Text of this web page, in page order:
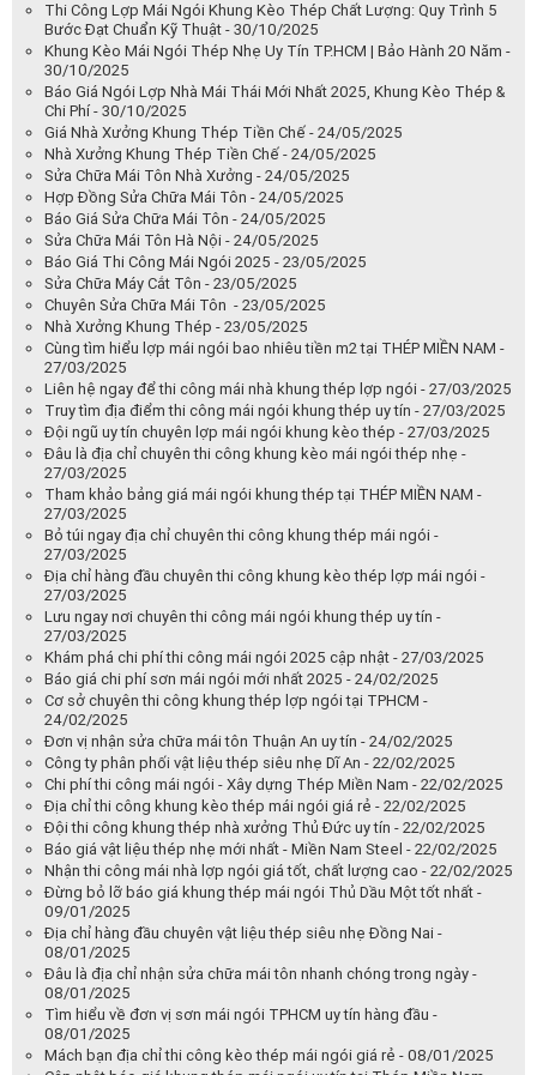
Thi Công Lợp Mái Ngói Khung Kèo Thép Chất Lượng: Quy Trình 5
Bước Đạt Chuẩn Kỹ Thuật - 30/10/2025
Khung Kèo Mái Ngói Thép Nhẹ Uy Tín TP.HCM | Bảo Hành 20 Năm -
30/10/2025
Báo Giá Ngói Lợp Nhà Mái Thái Mới Nhất 2025, Khung Kèo Thép &
Chi Phí - 30/10/2025
Giá Nhà Xưởng Khung Thép Tiền Chế - 24/05/2025
Nhà Xưởng Khung Thép Tiền Chế - 24/05/2025
Sửa Chữa Mái Tôn Nhà Xưởng - 24/05/2025
Hợp Đồng Sửa Chữa Mái Tôn - 24/05/2025
Báo Giá Sửa Chữa Mái Tôn - 24/05/2025
Sửa Chữa Mái Tôn Hà Nội - 24/05/2025
Báo Giá Thi Công Mái Ngói 2025 - 23/05/2025
Sửa Chữa Máy Cắt Tôn - 23/05/2025
Chuyên Sửa Chữa Mái Tôn - 23/05/2025
Nhà Xưởng Khung Thép - 23/05/2025
Cùng tìm hiểu lợp mái ngói bao nhiêu tiền m2 tại THÉP MIỀN NAM -
27/03/2025
Liên hệ ngay để thi công mái nhà khung thép lợp ngói - 27/03/2025
Truy tìm địa điểm thi công mái ngói khung thép uy tín - 27/03/2025
Đội ngũ uy tín chuyên lợp mái ngói khung kèo thép - 27/03/2025
Đâu là địa chỉ chuyên thi công khung kèo mái ngói thép nhẹ -
27/03/2025
Tham khảo bảng giá mái ngói khung thép tại THÉP MIỀN NAM -
27/03/2025
Bỏ túi ngay địa chỉ chuyên thi công khung thép mái ngói -
27/03/2025
Địa chỉ hàng đầu chuyên thi công khung kèo thép lợp mái ngói -
27/03/2025
Lưu ngay nơi chuyên thi công mái ngói khung thép uy tín -
27/03/2025
Khám phá chi phí thi công mái ngói 2025 cập nhật - 27/03/2025
Báo giá chi phí sơn mái ngói mới nhất 2025 - 24/02/2025
Cơ sở chuyên thi công khung thép lợp ngói tại TPHCM -
24/02/2025
Đơn vị nhận sửa chữa mái tôn Thuận An uy tín - 24/02/2025
Công ty phân phối vật liệu thép siêu nhẹ Dĩ An - 22/02/2025
Chi phí thi công mái ngói - Xây dựng Thép Miền Nam - 22/02/2025
Địa chỉ thi công khung kèo thép mái ngói giá rẻ - 22/02/2025
Đội thi công khung thép nhà xưởng Thủ Đức uy tín - 22/02/2025
Báo giá vật liệu thép nhẹ mới nhất - Miền Nam Steel - 22/02/2025
Nhận thi công mái nhà lợp ngói giá tốt, chất lượng cao - 22/02/2025
Đừng bỏ lỡ báo giá khung thép mái ngói Thủ Dầu Một tốt nhất -
09/01/2025
Địa chỉ hàng đầu chuyên vật liệu thép siêu nhẹ Đồng Nai -
08/01/2025
Đâu là địa chỉ nhận sửa chữa mái tôn nhanh chóng trong ngày -
08/01/2025
Tìm hiểu về đơn vị sơn mái ngói TPHCM uy tín hàng đầu -
08/01/2025
Mách bạn địa chỉ thi công kèo thép mái ngói giá rẻ - 08/01/2025